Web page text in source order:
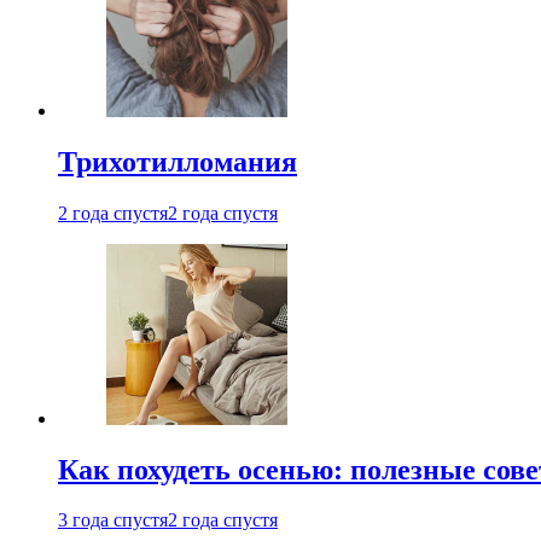
Трихотилломания
2 года спустя2 года спустя
Как похудеть осенью: полезные
3 года спустя2 года спустя